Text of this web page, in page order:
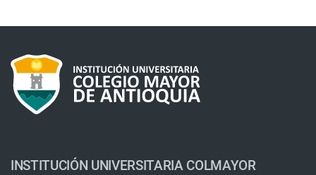
INSTITUCIÓN UNIVERSITARIA COLMAYOR